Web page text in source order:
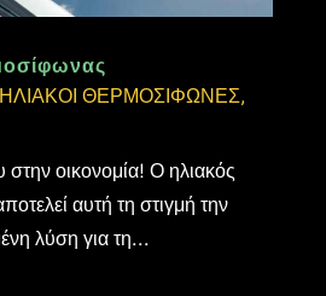
ΗΛΙΑΚΟΙ ΘΕΡΜΟΣΙΦΩΝΕΣ,
οικονομία! Ο ηλιακός
αυτή τη στιγμή την
λύση για τη...